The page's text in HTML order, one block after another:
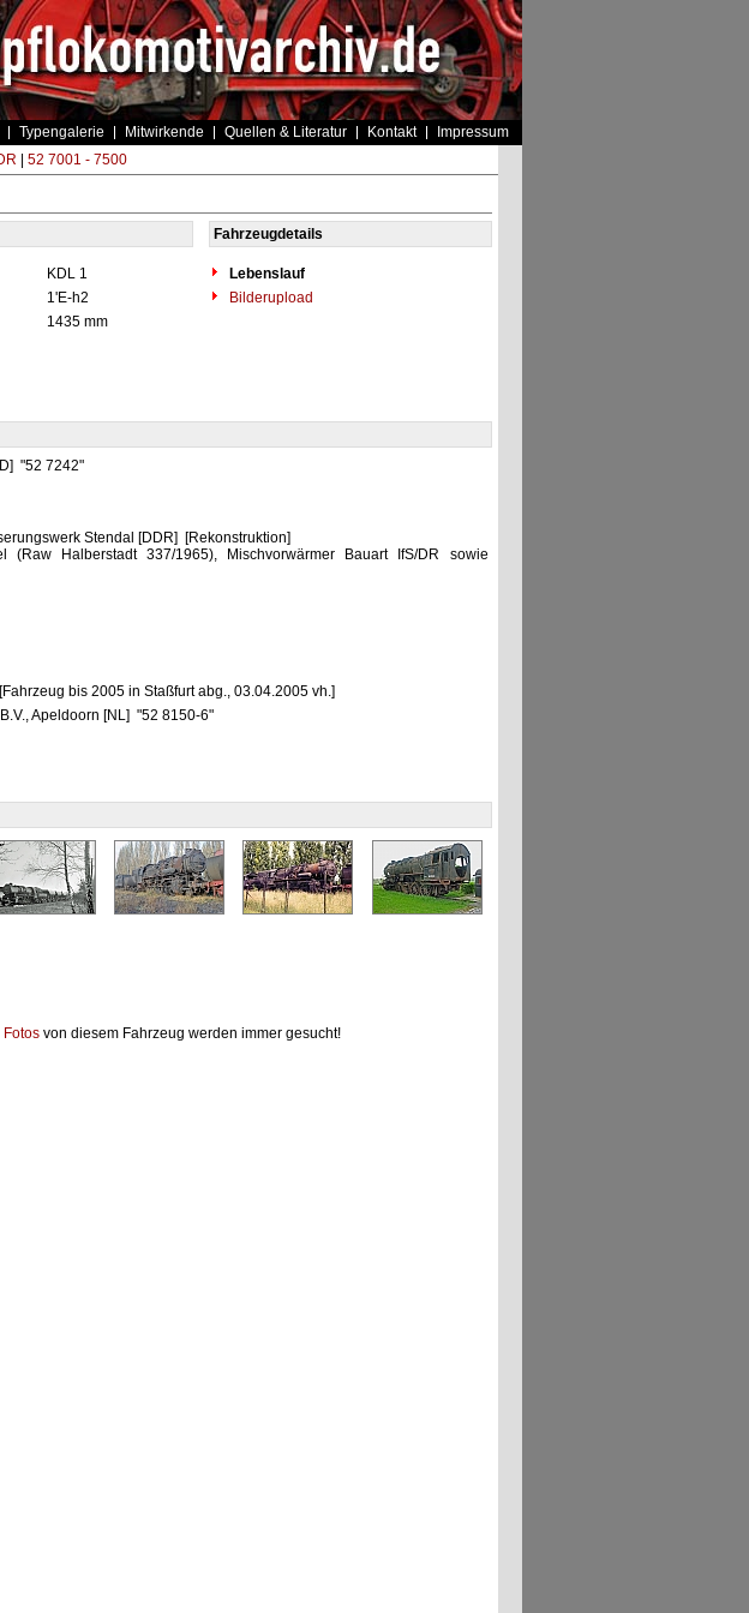
Typengalerie Mitwirkende Quellen & Literatur Kontakt Impressum
52 7001 - 7500
Fahrzeugdetails
KDL 1
Lebenslauf
1'E-h2
Bilderupload
1435 mm
"52 7242"
Stendal [DDR] [Rekonstruktion]
(Raw Halberstadt 337/1965), Mischvorwärmer Bauart IfS/DR sowie
bis 2005 in Staßfurt abg., 03.04.2005 vh.]
Apeldoorn [NL] "52 8150-6"
Fotos von diesem Fahrzeug werden immer gesucht!